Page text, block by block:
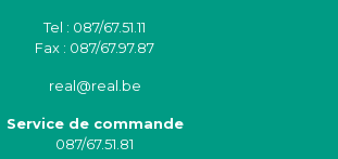
Tel : 087/67.51.11
Fax : 087/67.97.87
real@real.be
Service de commande
087/67.51.81